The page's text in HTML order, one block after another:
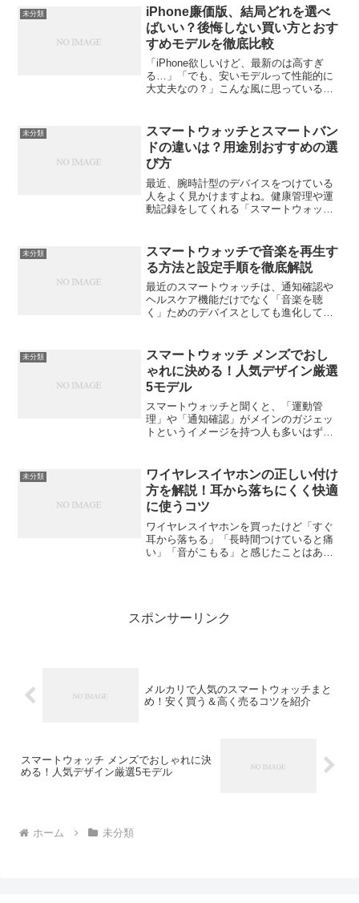
きりさせたい人にぴったりの一台です。
今回は...
未分類
iPhone廉価版、結局どれを選べ
ばいい？後悔しない買い方とおす
すめモデルを徹底比較
「iPhone欲しいけど、最新のは高すぎ
る…」「でも、安いモデルって性能的に
大丈夫なの？」こんな風に思っているあ
を選べば後悔しないのかを徹底的に解説
していくよ。結論か...
未分類
スマートウォッチとスマートバン
ドの違いは？用途別おすすめの選
び方
最近、腕時計型のデバイスをつけている
人をよく見かけますよね。健康管理や運
動記録をしてくれる「スマートウォッ
際、どっちを選べばいいの？どう違う
の？そんな疑問を持っている方...
未分類
スマートウォッチで音楽を再生す
る方法と設定手順を徹底解説
最近のスマートウォッチは、通知確認や
ヘルスケア機能だけでなく「音楽を聴
く」ためのデバイスとしても進化してい
ね。この記事では、スマートウォッチで
音楽を再生するための方法と...
未分類
スマートウォッチ メンズでおし
ゃれに決める！人気デザイン厳選
5モデル
スマートウォッチと聞くと、「運動管
理」や「通知確認」がメインのガジェッ
トというイメージを持つ人も多いはず。
注目されています。特にメンズ向けモデ
ルは、ビジネスシーンで...
未分類
ワイヤレスイヤホンの正しい付け
方を解説！耳から落ちにくく快適
に使うコツ
ワイヤレスイヤホンを買ったけど「すぐ
耳から落ちる」「長時間つけていると痛
い」「音がこもる」と感じたことはあり
スポンサーリンク
メルカリで人気のスマートウォッチまと
め！安く買う＆高く売るコツを紹介
スマートウォッチ メンズでおしゃれに決
める！人気デザイン厳選5モデル
ホーム 未分類